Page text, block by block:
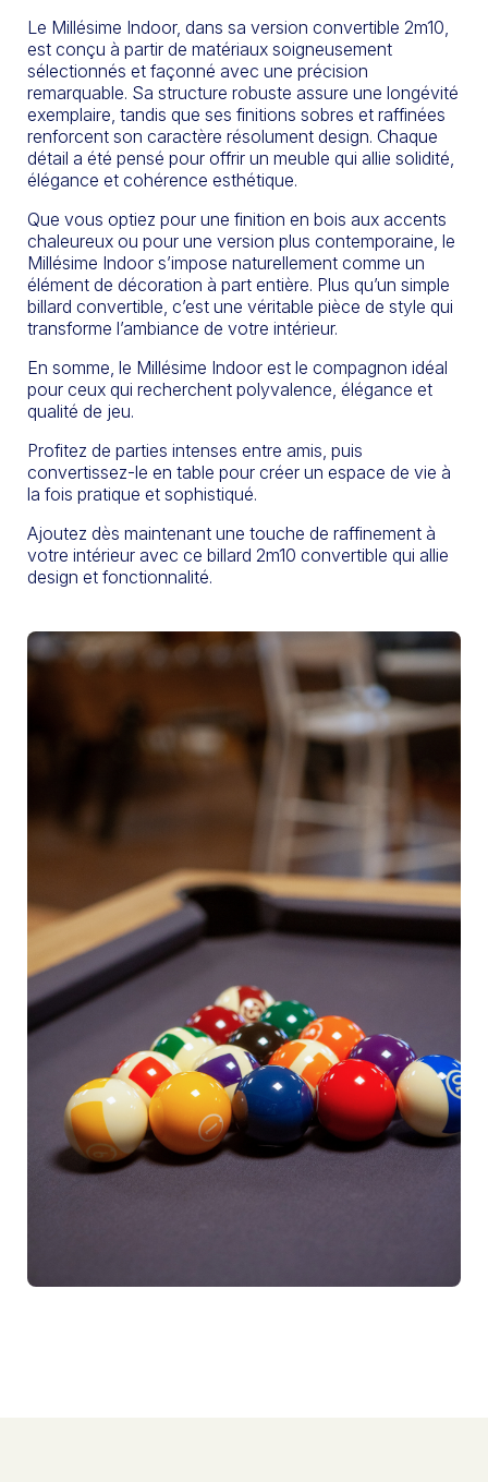
Le Millésime Indoor, dans sa version convertible 2m10,
est conçu à partir de matériaux soigneusement
sélectionnés et façonné avec une précision
remarquable. Sa structure robuste assure une longévité
exemplaire, tandis que ses finitions sobres et raffinées
renforcent son caractère résolument design. Chaque
détail a été pensé pour offrir un meuble qui allie solidité,
élégance et cohérence esthétique.
Que vous optiez pour une finition en bois aux accents
chaleureux ou pour une version plus contemporaine, le
Millésime Indoor s’impose naturellement comme un
élément de décoration à part entière. Plus qu’un simple
billard convertible, c’est une véritable pièce de style qui
transforme l’ambiance de votre intérieur.
En somme, le Millésime Indoor est le compagnon idéal
pour ceux qui recherchent polyvalence, élégance et
qualité de jeu.
Profitez de parties intenses entre amis, puis
convertissez-le en table pour créer un espace de vie à
la fois pratique et sophistiqué.
Ajoutez dès maintenant une touche de raffinement à
votre intérieur avec ce billard 2m10 convertible qui allie
design et fonctionnalité.